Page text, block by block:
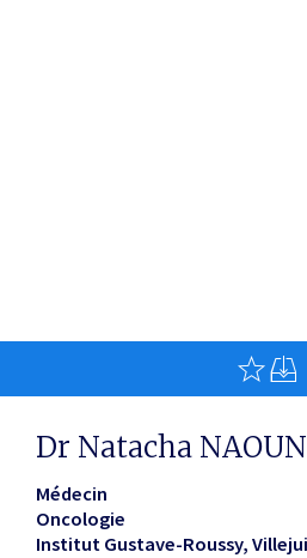
Dr Natacha NAOUN
Médecin
Oncologie
Institut Gustave-Roussy